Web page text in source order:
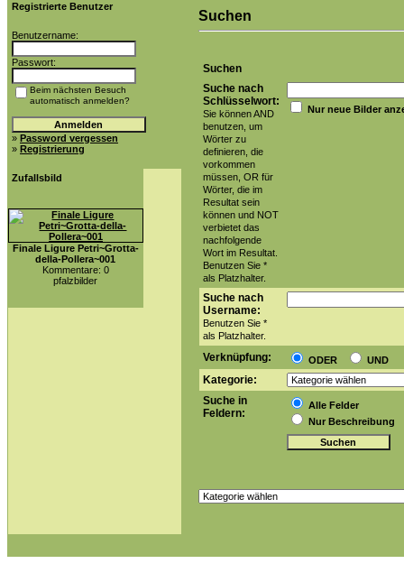
Registrierte Benutzer
Benutzername:
Passwort:
Beim nächsten Besuch
automatisch anmelden?
» Password vergessen
» Registrierung
Zufallsbild
Finale Ligure Petri~Grotta-
della-Pollera~001
Kommentare: 0
pfalzbilder
Suchen
Suchen
Suche nach
Schlüsselwort:
Sie können AND
benutzen, um
Wörter zu
definieren, die
vorkommen
müssen, OR für
Wörter, die im
Resultat sein
können und NOT
verbietet das
nachfolgende
Wort im Resultat.
Benutzen Sie *
als Platzhalter.
Nur neue Bilder
Suche nach
Username:
Benutzen Sie *
als Platzhalter.
Verknüpfung: ODER UND
Kategorie:
Suche in
Feldern:
Alle Felder
Nur Beschreibung